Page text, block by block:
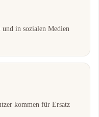
in sozialen Medien
kommen für Ersatz